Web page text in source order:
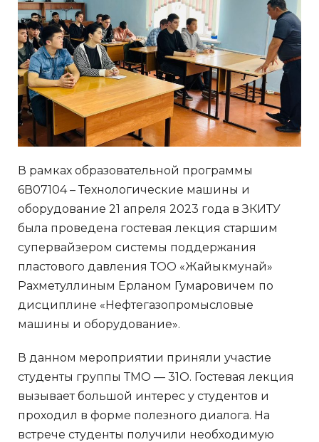
В рамках образовательной программы
6В07104 – Технологические машины и
оборудование 21 апреля 2023 года в ЗКИТУ
была проведена гостевая лекция старшим
супервайзером системы поддержания
пластового давления ТОО «Жайыкмунай»
Рахметуллиным Ерланом Гумаровичем по
дисциплине «Нефтегазопромысловые
машины и оборудование».
В данном мероприятии приняли участие
студенты группы ТМО — 31О. Гостевая лекция
вызывает большой интерес у студентов и
проходил в форме полезного диалога. На
встрече студенты получили необходимую